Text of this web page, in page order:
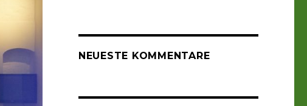
NEUESTE KOMMENTARE